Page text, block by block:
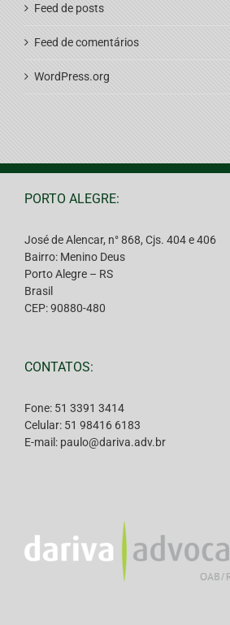
Feed de posts
Feed de comentários
WordPress.org
PORTO ALEGRE:
José de Alencar, n° 868, Cjs. 404 e 406
Bairro: Menino Deus
Porto Alegre – RS
Brasil
CEP: 90880-480
CONTATOS:
Fone: 51 3391 3414
Celular: 51 98416 6183
E-mail: paulo@dariva.adv.br